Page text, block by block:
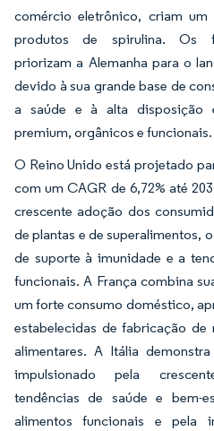
comércio eletrônico, criam
produtos de spirulina. Os
priorizam a Alemanha para o
devido à sua grande base de
a saúde e à alta disposição
premium, orgânicos e funcionais.
O Reino Unido está projetado
com um CAGR de 6,72% até
crescente adoção dos
de plantas e de superalimentos,
de suporte à imunidade e a
funcionais. A França combina
um forte consumo doméstico,
estabelecidas de fabricação de
alimentares. A Itália
impulsionado pela
tendências de saúde e bem-
alimentos funcionais e pela